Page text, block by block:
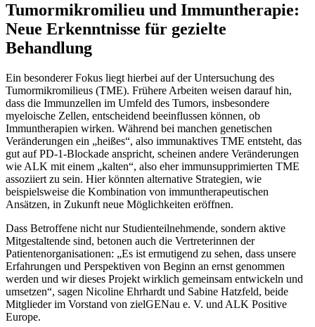
Tumormikromilieu und Immuntherapie:
Neue Erkenntnisse für gezielte
Behandlung
Ein besonderer Fokus liegt hierbei auf der Untersuchung des
Tumormikromilieus (TME). Frühere Arbeiten weisen darauf hin,
dass die Immunzellen im Umfeld des Tumors, insbesondere
myeloische Zellen, entscheidend beeinflussen können, ob
Immuntherapien wirken. Während bei manchen genetischen
Veränderungen ein „heißes“, also immunaktives TME entsteht, das
gut auf PD-1-Blockade anspricht, scheinen andere Veränderungen
wie ALK mit einem „kalten“, also eher immunsupprimierten TME
assoziiert zu sein. Hier könnten alternative Strategien, wie
beispielsweise die Kombination von immuntherapeutischen
Ansätzen, in Zukunft neue Möglichkeiten eröffnen.
Dass Betroffene nicht nur Studienteilnehmende, sondern aktive
Mitgestaltende sind, betonen auch die Vertreterinnen der
Patientenorganisationen: „Es ist ermutigend zu sehen, dass unsere
Erfahrungen und Perspektiven von Beginn an ernst genommen
werden und wir dieses Projekt wirklich gemeinsam entwickeln und
umsetzen“, sagen Nicoline Ehrhardt und Sabine Hatzfeld, beide
Mitglieder im Vorstand von zielGENau e. V. und ALK Positive
Europe.